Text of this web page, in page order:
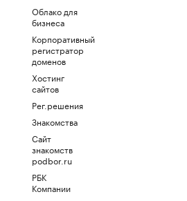
Облако для
бизнеса
Корпоративный
регистратор
доменов
Хостинг
сайтов
Рег.решения
Знакомства
Сайт
знакомств
podbor.ru
РБК
Компании